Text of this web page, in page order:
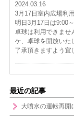
2024.03.16
3月17日室内広場利
明日3月17日は9:00
卓球は利用できませ
ケ、卓球を開放い
了承頂きますよう宜
最近の記事
大噴水の運転再開